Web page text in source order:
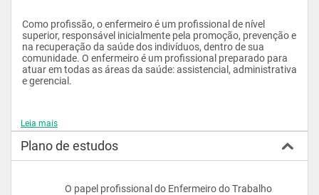
Como profissão, o enfermeiro é um profissional de nível
superior, responsável inicialmente pela promoção, prevenção e
na recuperação da saúde dos indivíduos, dentro de sua
comunidade. O enfermeiro é um profissional preparado para
atuar em todas as áreas da saúde: assistencial, administrativa
e gerencial.
Já o enfermeiro do trabalho, profissional graduado com
relacionadas com o serviço de higiene, medicina e segurança
do trabalho, integrando equipes de estudos, para propiciar a
Leia mais
Plano de estudos
                    O papel profissional do Enfermeiro do Trabalho